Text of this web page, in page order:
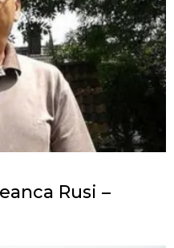
Rusi –